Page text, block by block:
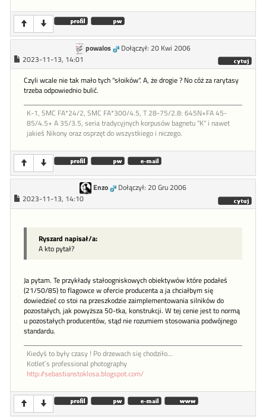
powalos
Dołączył: 20 Kwi 2006
2023-11-13, 14:01
Czyli wcale nie tak mało tych "słoików". A, że drogie ? No cóż za rarytasy
trzeba odpowiednio bulić.
K-1, SMC FA*24/2, SMC FA*300/4.5, T 28-75/2.8: 645N+FA 45-
85/4.5+ A 35/3.5, seria tradycyjnych korpusów bagnetu "K" i nawet
jakieś Nikony oraz osprzęt do wszystkiego i niczego.
Enzo
Dołączył: 20 Gru 2006
2023-11-13, 14:10
Ryszard napisał/a:
A kto pytał?
Ja pytam. Te przykłady stałoogniskowych obiektywów które podałeś
(21/50/85) to flagowce w ofercie producenta a ja chciałbym się
dowiedzieć co stoi na przeszkodzie zaimplementowania silników do
pozostałych, jak powyższa 50-tka, konstrukcji. W tej cenie jest to normą
u pozostałych producentów, stąd nie rozumiem stosowania podwójnego
standardu.
Kiedyś to były czasy ! Po drzewach się chodziło...
Kotlet`s professional photography
http://sebastianstoklosa.blogspot.com/